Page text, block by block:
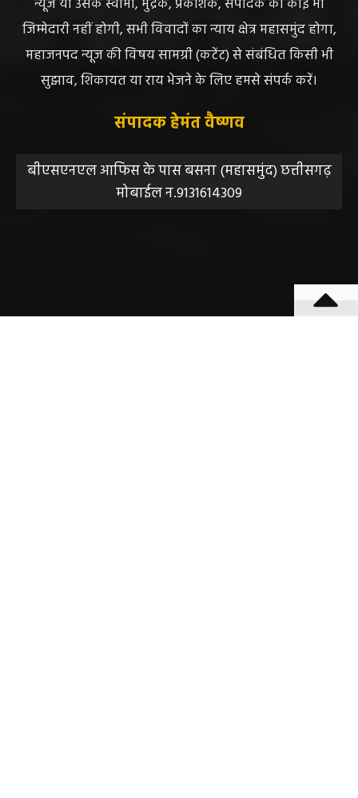
लिए संवाददाता / खबर देने वाला स्वयं जिम्मेदार होगा, महाजनपद
न्यूज या उसके स्वामी, मुद्रक, प्रकाशक, संपादक की कोई भी
जिम्मेदारी नहीं होगी, सभी विवादों का न्याय क्षेत्र महासमुंद होगा,
सुझाव, शिकायत या राय भेजने के लिए हमसे संपर्क करें।
संपादक हेमंत वैष्णव